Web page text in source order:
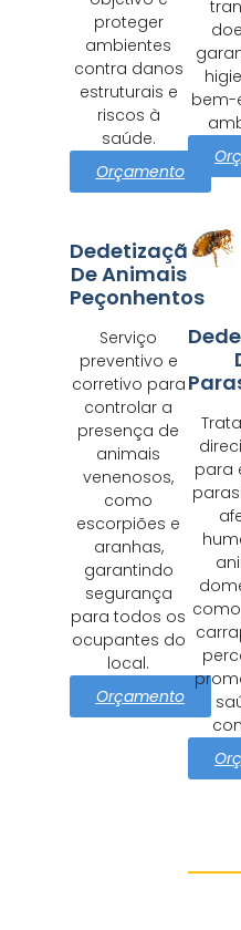
proteger
ambientes
contra danos
estruturais e
riscos à
saúde.
Orçamento
bem-
Dedetização
De Animais
Peçonhentos
Serviço
preventivo e
corretivo para
controlar a
presença de
animais
venenosos,
como
escorpiões e
aranhas,
garantindo
segurança
para todos os
ocupantes do
local.
Orçamento
para